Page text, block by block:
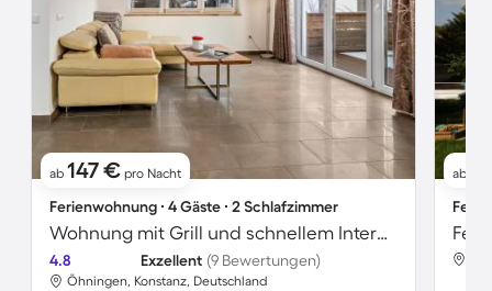
ab 147 € pro Nacht
Ferienwohnung ∙ 4 Gäste ∙ 2 Schlafzimmer
Wohnung mit Grill und schnellem Internet | Seeblick | Haustierfreundlich
4.8 Exzellent (9 Bewertungen)
Öhningen, Konstanz, Deutschland
ab